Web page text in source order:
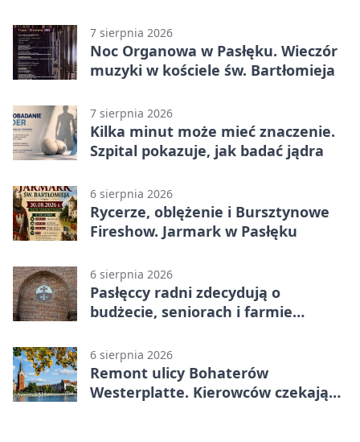
7 sierpnia 2026
Noc Organowa w Pasłęku. Wieczór
muzyki w kościele św. Bartłomieja
7 sierpnia 2026
Kilka minut może mieć znaczenie.
Szpital pokazuje, jak badać jądra
6 sierpnia 2026
Rycerze, oblężenie i Bursztynowe
Fireshow. Jarmark w Pasłęku
6 sierpnia 2026
Pasłęccy radni zdecydują o
budżecie, seniorach i farmie
6 sierpnia 2026
Remont ulicy Bohaterów
Westerplatte. Kierowców czekają